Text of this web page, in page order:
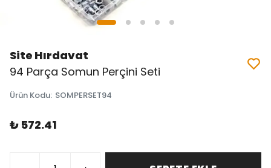
Site Hırdavat
94 Parça Somun Perçini Seti
Ürün Kodu: SOMPERSET94
₺ 572.41